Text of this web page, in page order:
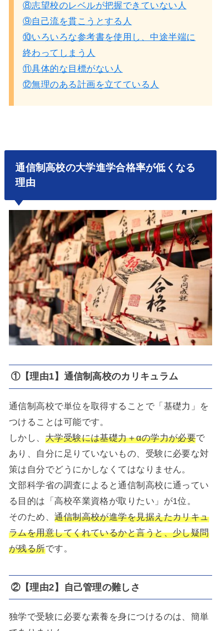
⑧志望校のレベルが把握できていない人
⑨自己流を貫こうとする人
⑩いろいろな参考書を使用し、中途半端に
終わってしまう人
⑪具体的な目標がない人
⑫無理のある計画を立てている人
通信制高校の大学進学合格率が低くなる
理由
①【理由1】通信制高校のカリキュラム
通信制高校で単位を取得することで「基礎力」を
つけることは可能です。
しかし、 大学受験には基礎力＋αの学力が必要で
あり、自分に足りていないもの、受験に必要な対
策は自分でどうにかしなくてはなりません。
文部科学省の調査によると通信制高校に通ってい
る目的は「高校卒業資格が取りたい」が1位。
そのため、通信制高校が進学を見据えたカリキュ
ラムを用意してくれているかと言うと、少し疑問
が残る所です。
②【理由2】自己管理の難しさ
独学で受験に必要な素養を身につけるのは、簡単